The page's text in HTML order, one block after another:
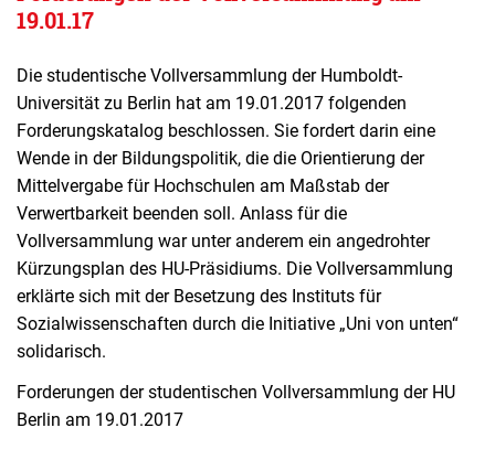
19.01.17
Die studentische Vollversammlung der Humboldt-
Universität zu Berlin hat am 19.01.2017 folgenden
Forderungskatalog beschlossen. Sie fordert darin eine
Wende in der Bildungspolitik, die die Orientierung der
Mittelvergabe für Hochschulen am Maßstab der
Verwertbarkeit beenden soll. Anlass für die
Vollversammlung war unter anderem ein angedrohter
Kürzungsplan des HU-Präsidiums. Die Vollversammlung
erklärte sich mit der Besetzung des Instituts für
Sozialwissenschaften durch die Initiative „Uni von unten“
solidarisch.
Forderungen der studentischen Vollversammlung der HU
Berlin am 19.01.2017